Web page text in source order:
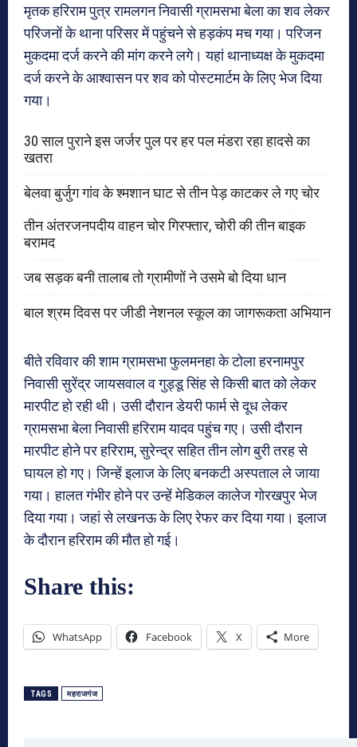
मृतक हरिराम पुत्र रामलगन निवासी ग्रामसभा बेला का शव लेकर
परिजनों के थाना परिसर में पहुंचने से हड़कंप मच गया। परिजन
मुकदमा दर्ज करने की मांग करने लगे। यहां थानाध्यक्ष के मुकदमा
दर्ज करने के आश्वासन पर शव को पोस्टमार्टम के लिए भेज दिया
गया।
30 साल पुराने इस जर्जर पुल पर हर पल मंडरा रहा हादसे का
खतरा
बेलवा बुर्जुग गांव के श्मशान घाट से तीन पेड़ काटकर ले गए चोर
तीन अंतरजनपदीय वाहन चोर गिरफ्तार, चोरी की तीन बाइक
बरामद
जब सड़क बनी तालाब तो ग्रामीणों ने उसमे बो दिया धान
बाल श्रम दिवस पर जीडी नेशनल स्कूल का जागरूकता अभियान
बीते रविवार की शाम ग्रामसभा फुलमनहा के टोला हरनामपुर
निवासी सुरेंद्र जायसवाल व गुड्डू सिंह से किसी बात को लेकर
मारपीट हो रही थी। उसी दौरान डेयरी फार्म से दूध लेकर
ग्रामसभा बेला निवासी हरिराम यादव पहुंच गए। उसी दौरान
मारपीट होने पर हरिराम, सुरेन्द्र सहित तीन लोग बुरी तरह से
घायल हो गए। जिन्हें इलाज के लिए बनकटी अस्पताल ले जाया
गया। हालत गंभीर होने पर उन्हें मेडिकल कालेज गोरखपुर भेज
दिया गया। जहां से लखनऊ के लिए रेफर कर दिया गया। इलाज
के दौरान हरिराम की मौत हो गई।
Share this:
WhatsApp Facebook X More
TAGS महराजगंज